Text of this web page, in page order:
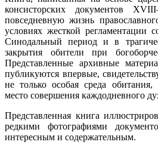
консисторских документов
повседневную жизнь
условиях жесткой регламентации
Синодальный период и в
закрытия обители при
Представленные архивные
публикуются впервые,
не только особая среда
место совершения каждодневного
Представленная книга
редкими фотографиями
интересным и содержательным.